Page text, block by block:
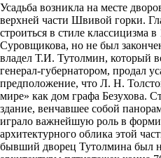
Усадьба возникла на месте
верхней части Швивой горки.
строиться в стиле классицизма
Суровщикова, но не был
владел Т.И. Тутолмин, который
генерал-губернатором, продал
предположение, что Л. Н.
мире» как дом графа Безухова.
здание, венчавшее собой
играло важнейшую роль в
архитектурного облика этой
бывший дворец Тутолмина был